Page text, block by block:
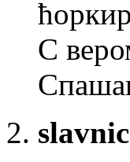
С
slavnic